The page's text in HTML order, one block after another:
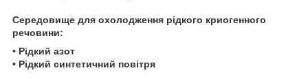
Середовище для охолодження рідкого криогенного
речовини:
• Рідкий азот
• Рідкий синтетичний повітря